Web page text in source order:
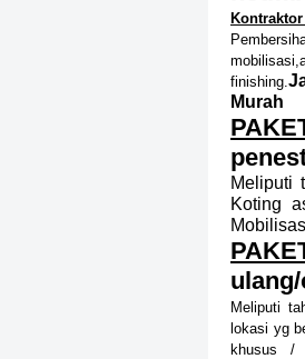
finishing.
Murah
Meliputi
Koting
Meliputi
lokasi yg
khusus /